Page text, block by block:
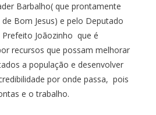
Barbalho( que prontamente
Bom Jesus) e pelo Deputado
Prefeito Joãozinho que é
recursos que possam melhorar
a população e desenvolver
por onde passa, pois
e o trabalho.